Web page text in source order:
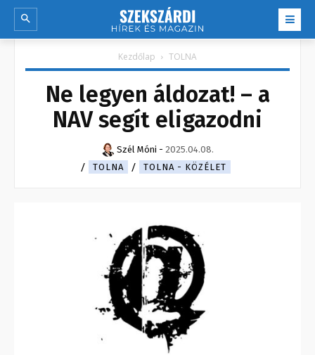
Kezdőlap TOLNA
Ne legyen áldozat! – a
NAV segít eligazodni
Szél Móni - 2025.04.08.
TOLNA
TOLNA - KÖZÉLET